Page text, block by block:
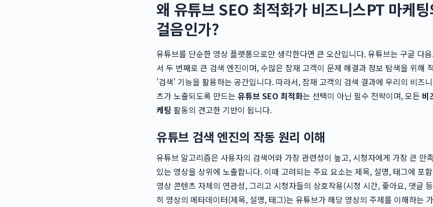
왜 유튜브 SEO 최적화가 비즈니스PT 마케
걸음인가?
유튜브를 단순한 영상 플랫폼으로만 생각한다면 큰 오산입니다. 유튜브는 구글 다
서 두 번째로 큰 검색 엔진이며, 수많은 잠재 고객이 문제 해결과 정보 탐색을 위해
'검색' 기능을 활용하는 공간입니다. 따라서, 잠재 고객의 검색 결과에 우리의 비즈
츠가 노출되도록 만드는 유튜브 SEO 최적화는 선택이 아닌 필수 전략이며, 모든 비
케팅 활동의 견고한 기반이 됩니다.
유튜브 검색 엔진의 작동 원리 이해
유튜브 알고리즘은 사용자의 검색어와 가장 관련성이 높고, 시청자에게 가장 큰 만
있는 영상을 상위에 노출합니다. 이때 고려되는 주요 요소는 제목, 설명, 태그에 포
영상 콘텐츠 자체의 연관성, 그리고 시청자들의 상호작용(시청 시간, 좋아요, 댓글
히 영상의 메타데이터(제목, 설명, 태그)는 유튜브가 해당 영상의 주제를 이해하는